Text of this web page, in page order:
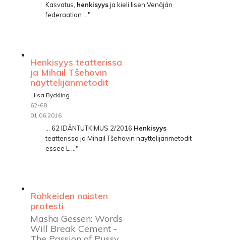
Kasvatus, henkisyysja kieli lisen Venäjän
federaation ..."
Henkisyys teatterissa
ja Mihail Tšehovin
näyttelijänmetodit
Liisa Byckling
62-68
01.06.2016
... 62 IDÄNTUTKIMUS 2/2016 Henkisyys
teatterissa ja Mihail Tšehovin näyttelijänmetodit
essee L ..."
Rohkeiden naisten
protesti
Masha Gessen: Words
Will Break Cement -